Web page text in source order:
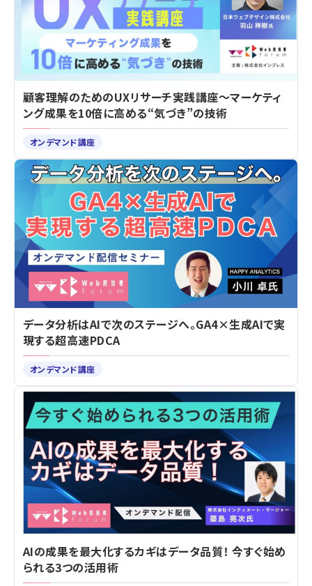
顧客理解のためのUXリサーチ実践講座～マーケティ
ング成果を10倍に高める“気づき”の技術
オンデマンド講座
データ分析はAIで次のステージへ。GA4×生成AIで実
現する超高速PDCA
オンデマンド講座
AIの成果を最大化するカギはデータ品質！ 今すぐ始め
られる3つの活用術